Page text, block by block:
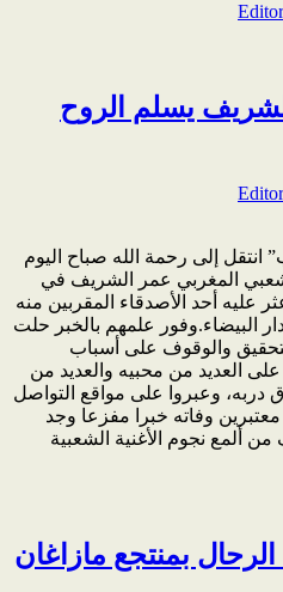
Editor
يسلم الروح
Editor
انتقل إلى رحمة الله صباح اليوم
2024 الفنان الشعبي المغربي عمر الشريف في
أحد الأصدقاء المقربين منه
البيضاء.وفور علمهم بالخبر حلت
والوقوف على أسباب
العديد من محبيه والعديد من
دربه، وعبروا على مواقع التواصل
وفاته خبرا مفزعا وجد
ألمع نجوم الأغنية الشعبية
بمنتجع مازاغان